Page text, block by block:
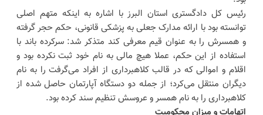
رئیس کل دادگستری استان البرز با اشاره به اینکه متهم اصلی
توانسته بود با ارائه مدارک جعلی به پزشکی قانونی، حکم حجر گرفته
و همسرش را به عنوان قیم معرفی کند متذکر شد: سرکرده باند با
استفاده از این حکم، عملا هیچ مالی به نام خود ثبت نکرده بود و
اقلام و اموالی که در قالب کلاهبرداری از افراد می‌گرفت را به نام
دیگران منتقل می‌کرد؛ از جمله دو دستگاه آپارتمان حاصل شده از
کلاهبرداری را به نام همسر و عروسش تنظیم سند کرده بود.